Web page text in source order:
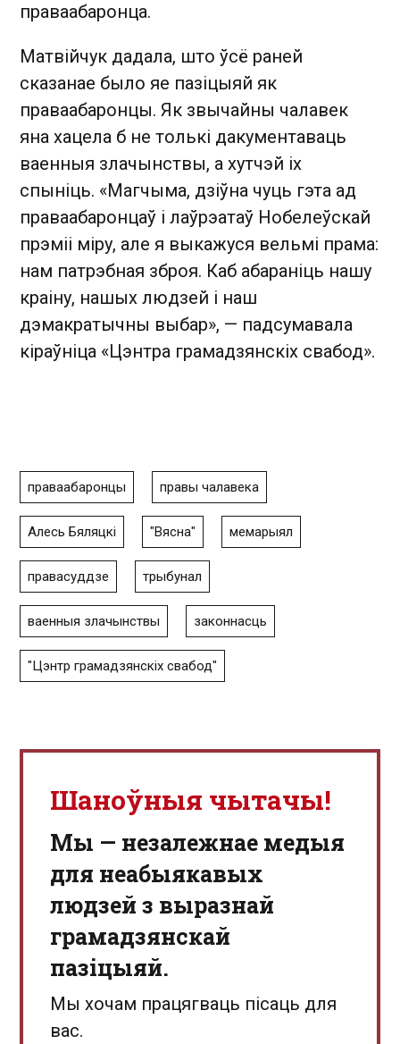
праваабаронца.
Матвійчук дадала, што ўсё раней
сказанае было яе пазіцыяй як
праваабаронцы. Як звычайны чалавек
яна хацела б не толькі дакументаваць
ваенныя злачынствы, а хутчэй іх
спыніць. «Магчыма, дзіўна чуць гэта ад
праваабаронцаў і лаўрэатаў Нобелеўскай
прэміі міру, але я выкажуся вельмі прама:
нам патрэбная зброя. Каб абараніць нашу
краіну, нашых людзей і наш
дэмакратычны выбар», — падсумавала
кіраўніца «Цэнтра грамадзянскіх свабод».
праваабаронцы правы чалавека
Алесь Бяляцкі "Вясна" мемарыял
правасуддзе трыбунал
ваенныя злачынствы законнасць
"Цэнтр грамадзянскіх свабод"
Шаноўныя чытачы!
Мы — незалежнае медыя
для неабыякавых
людзей з выразнай
грамадзянскай
пазіцыяй.
Мы хочам працягваць пісаць для
вас.